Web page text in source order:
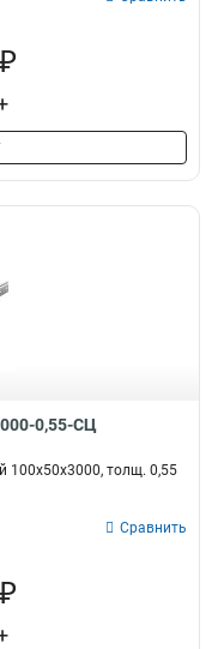
0,55-СЦ
100х50х3000, толщ. 0,55
Сравнить